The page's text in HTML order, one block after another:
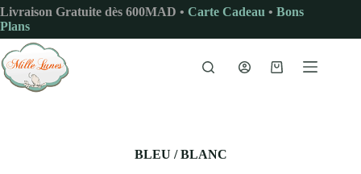
Passer
au
contenu
Livraison Gratuite dès 600MAD • Carte Cadeau • Bons
Plans
Panier
BLEU / BLANC